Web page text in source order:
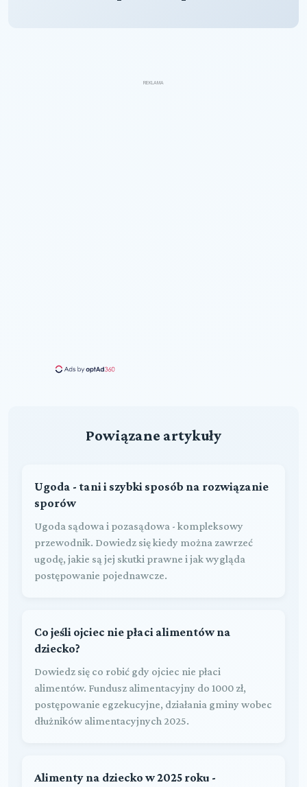
REKLAMA
Powiązane artykuły
Ugoda - tani i szybki sposób na rozwiązanie
sporów
Ugoda sądowa i pozasądowa - kompleksowy
przewodnik. Dowiedz się kiedy można zawrzeć
ugodę, jakie są jej skutki prawne i jak wygląda
postępowanie pojednawcze.
Co jeśli ojciec nie płaci alimentów na
dziecko?
Dowiedz się co robić gdy ojciec nie płaci
alimentów. Fundusz alimentacyjny do 1000 zł,
postępowanie egzekucyjne, działania gminy wobec
dłużników alimentacyjnych 2025.
Alimenty na dziecko w 2025 roku -